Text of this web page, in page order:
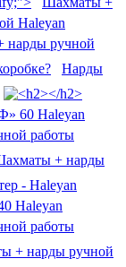
Haleyan
нарды ручной
Нарды
60 Haleyan
работы
+ нарды
Haleyan
работы
+ нарды ручной